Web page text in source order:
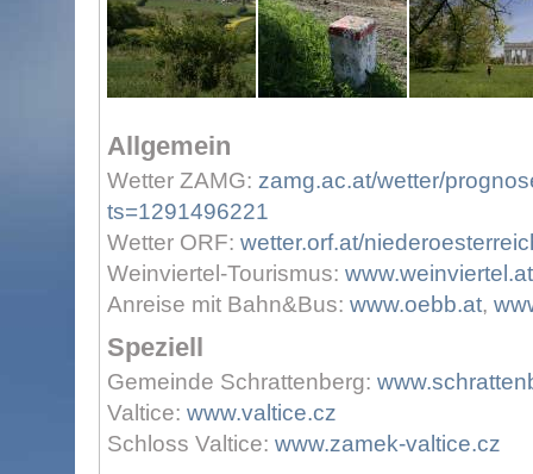
Allgemein
Wetter ZAMG: zamg.ac.at/wetter/
ts=1291496221
Wetter ORF: wetter.orf.at/
Weinviertel-Tourismus: www.weinviertel.at
Anreise mit Bahn&Bus: www.oebb.at,
Speziell
Gemeinde Schrattenberg:
Valtice: www.valtice.cz
Schloss Valtice: www.zamek-valtice.cz